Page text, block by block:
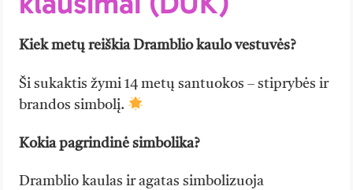
Kiek metų reiškia Dramblio kaulo vestuvės?
Ši sukaktis žymi 14 metų santuokos – stiprybės ir
brandos simbolį.
Kokia pagrindinė simbolika?
Dramblio kaulas ir agatas simbolizuoja